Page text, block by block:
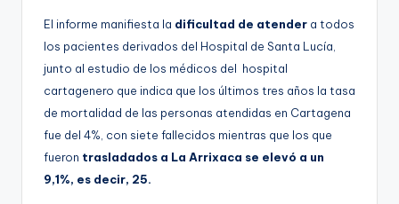
El informe manifiesta la dificultad de atender a todos
los pacientes derivados del Hospital de Santa Lucía,
junto al estudio de los médicos del hospital
cartagenero que indica que los últimos tres años la tasa
de mortalidad de las personas atendidas en Cartagena
fue del 4%, con siete fallecidos mientras que los que
fueron trasladados a La Arrixaca se elevó a un
9,1%, es decir, 25.